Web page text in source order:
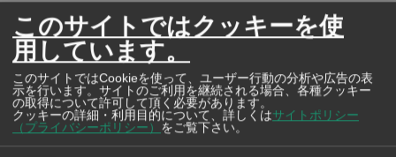
このサイトではクッキーを使
用しています。
このサイトではCookieを使って、ユーザー行動の分析や広告の表
示を行います。サイトのご利用を継続される場合、各種クッキー
の取得について許可して頂く必要があります。
クッキーの詳細・利用目的について、詳しくはサイトポリシー
（プライバシーポリシー）
をご覧下さい。